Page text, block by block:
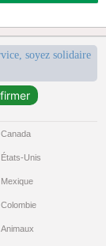
soyez solidaire
Canada
États-Unis
Mexique
Colombie
Animaux